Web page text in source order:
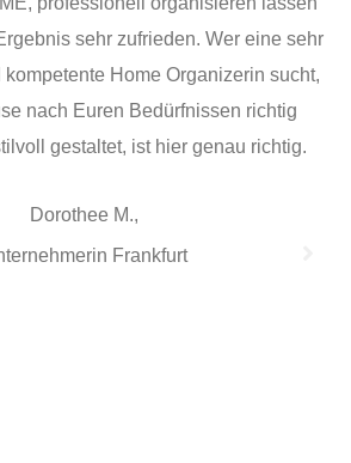
sehr zufrieden. Wer eine sehr
Home Organizerin sucht,
nach Euren Bedürfnissen richtig
gestaltet, ist hier genau richtig.
Dorothee M.,
Frankfurt